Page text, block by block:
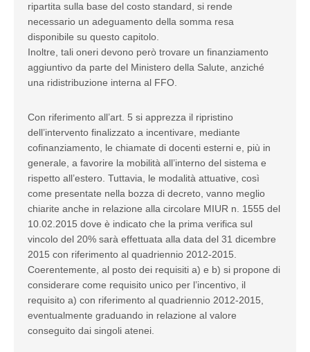
ripartita sulla base del costo standard, si rende
necessario un adeguamento della somma resa
disponibile su questo capitolo.
Inoltre, tali oneri devono però trovare un finanziamento
aggiuntivo da parte del Ministero della Salute, anziché
una ridistribuzione interna al FFO.
Con riferimento all’art. 5 si apprezza il ripristino
dell’intervento finalizzato a incentivare, mediante
cofinanziamento, le chiamate di docenti esterni e, più in
generale, a favorire la mobilità all’interno del sistema e
rispetto all’estero. Tuttavia, le modalità attuative, così
come presentate nella bozza di decreto, vanno meglio
chiarite anche in relazione alla circolare MIUR n. 1555 del
10.02.2015 dove è indicato che la prima verifica sul
vincolo del 20% sarà effettuata alla data del 31 dicembre
2015 con riferimento al quadriennio 2012-2015.
Coerentemente, al posto dei requisiti a) e b) si propone di
considerare come requisito unico per l’incentivo, il
requisito a) con riferimento al quadriennio 2012-2015,
eventualmente graduando in relazione al valore
conseguito dai singoli atenei.